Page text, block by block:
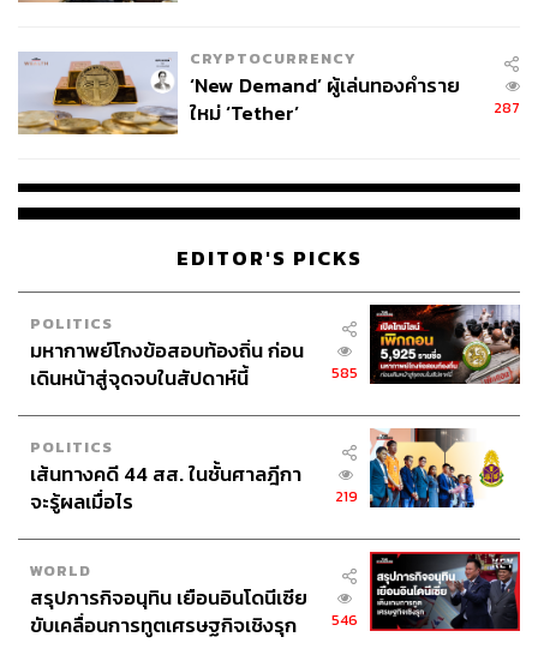
CRYPTOCURRENCY
‘New Demand’ ผู้เล่นทองคำราย
ใหม่ ‘Tether’
287
EDITOR'S PICKS
POLITICS
มหากาพย์โกงข้อสอบท้องถิ่น ก่อน
เดินหน้าสู่จุดจบในสัปดาห์นี้
585
POLITICS
เส้นทางคดี 44 สส. ในชั้นศาลฎีกา
จะรู้ผลเมื่อไร
219
WORLD
สรุปภารกิจอนุทิน เยือนอินโดนีเซีย
ขับเคลื่อนการทูตเศรษฐกิจเชิงรุก
546